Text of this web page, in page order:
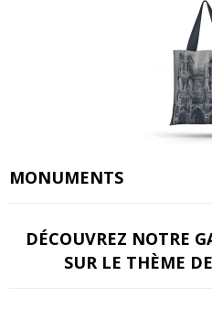
MONUMENTS
DÉCOUVREZ NOTRE
SUR LE THÈME